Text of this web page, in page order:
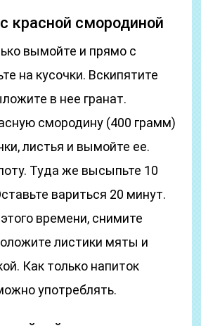
красной смородиной
вымойте и прямо с
на кусочки. Вскипятите
в нее гранат.
смородину (400 грамм)
листья и вымойте ее.
Туда же высыпьте 10
вариться 20 минут.
времени, снимите
листики мяты и
Как только напиток
употреблять.